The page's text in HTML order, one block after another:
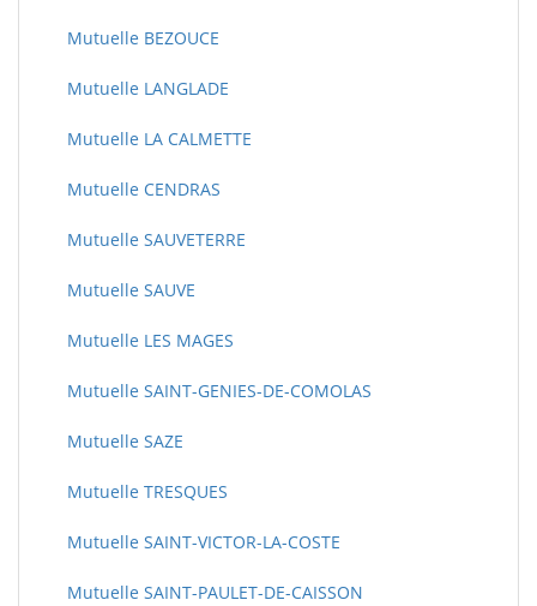
Mutuelle BEZOUCE
Mutuelle LANGLADE
Mutuelle LA CALMETTE
Mutuelle CENDRAS
Mutuelle SAUVETERRE
Mutuelle SAUVE
Mutuelle LES MAGES
Mutuelle SAINT-GENIES-DE-COMOLAS
Mutuelle SAZE
Mutuelle TRESQUES
Mutuelle SAINT-VICTOR-LA-COSTE
Mutuelle SAINT-PAULET-DE-CAISSON